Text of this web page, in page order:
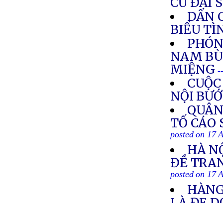
DÂN
BIỂU
NAM
MIỆNG
NỘI
TỐ CÁO
posted on 17
HÀ
ĐỀ
posted on 17